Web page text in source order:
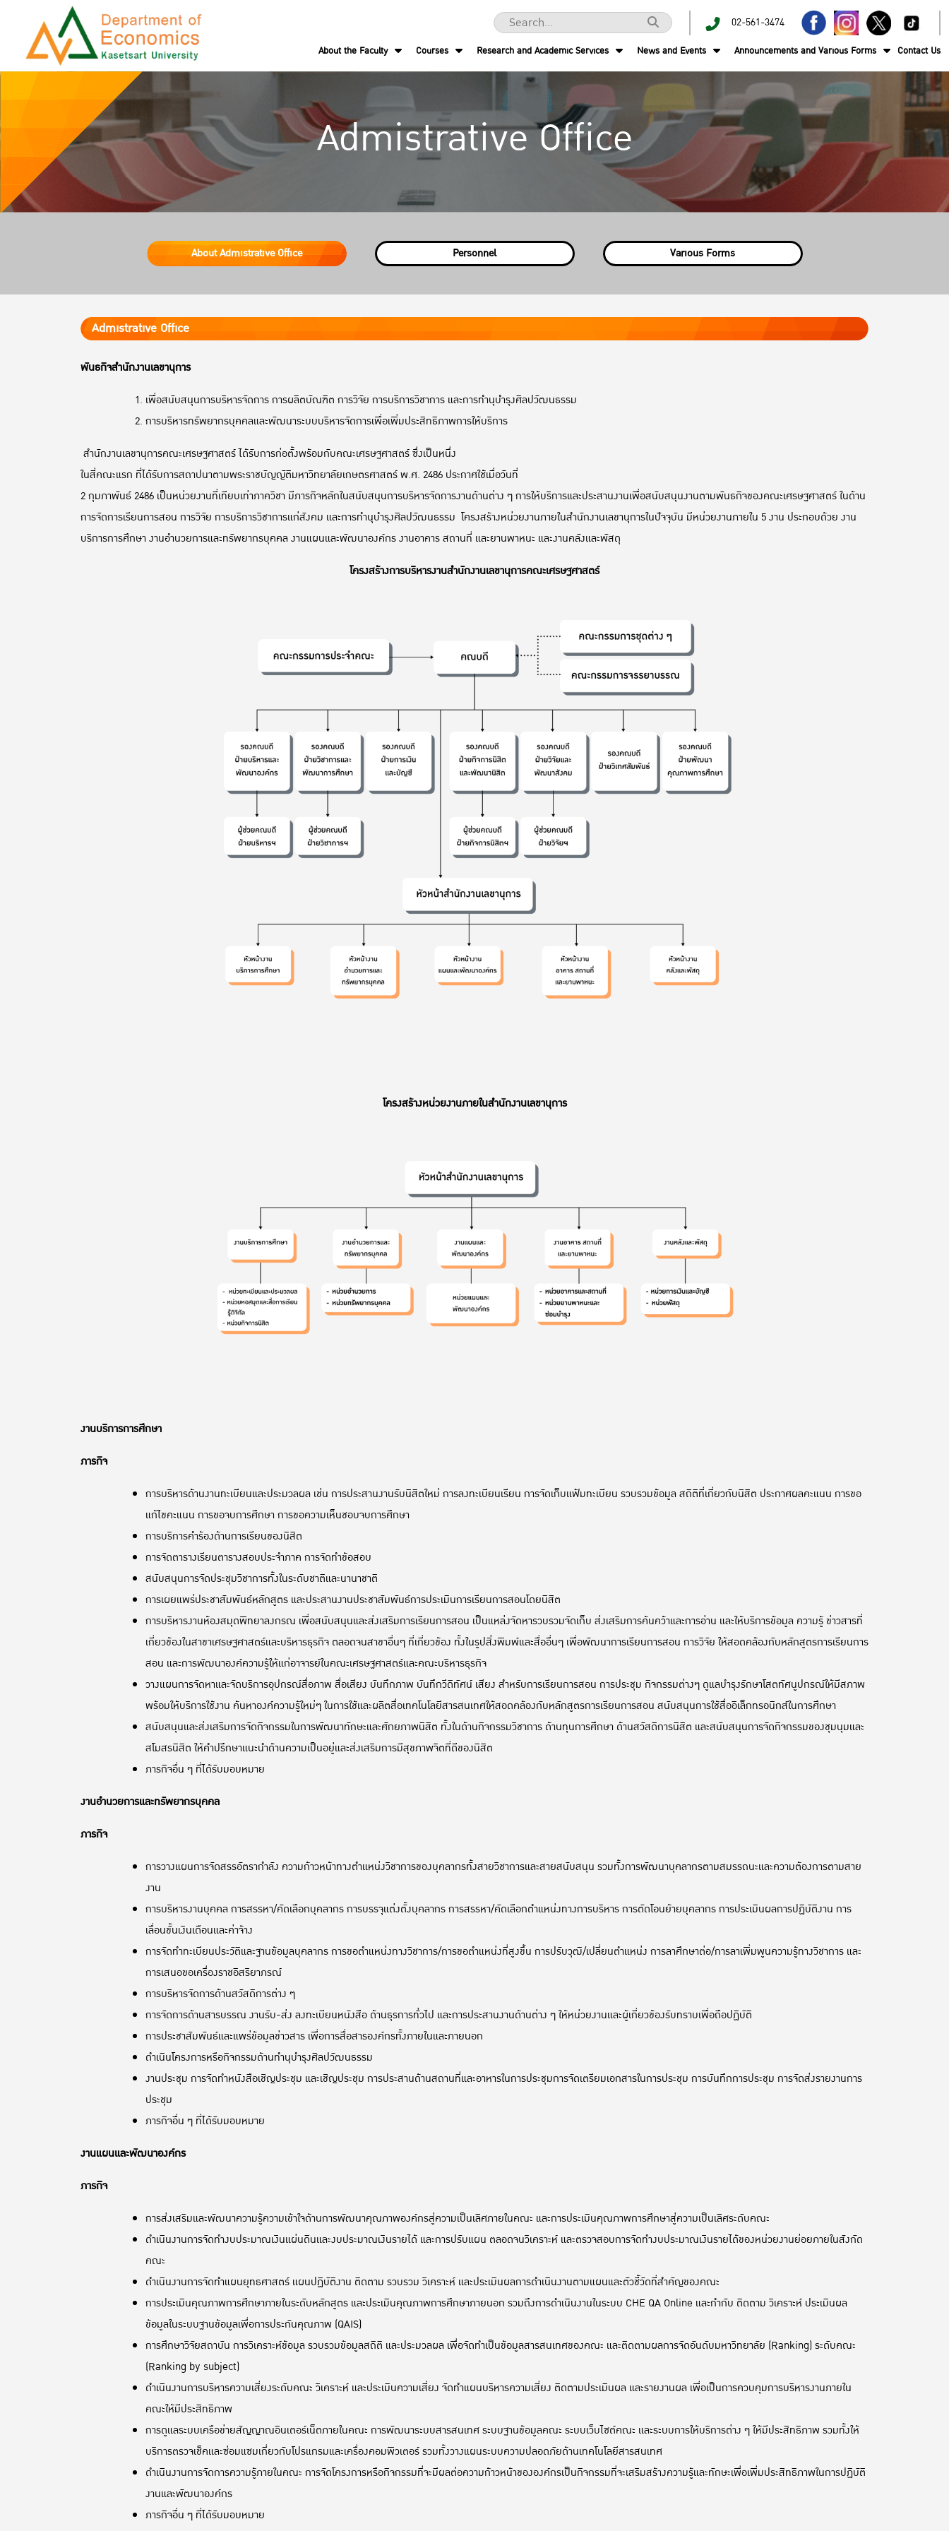
02-561-3474
About the Faculty Courses Research and Academic Services News and Events Announcements and Various Forms Contact Us
Admistrative Office
About Admistrative Office Personnel Various Forms
Admistrative Office
พันธกิจสำนักงานเลขานุการ
เพื่อสนับสนุนการบริหารจัดการ การผลิตบัณฑิต การวิจัย การบริการวิชาการ และการทำนุบำรุงศิลปวัฒนธรรม
การบริหารทรัพยากรบุคคลและพัฒนาระบบบริหารจัดการเพื่อเพิ่มประสิทธิภาพการให้บริการ
สำนักงานเลขานุการคณะเศรษฐศาสตร์ ได้รับการก่อตั้งพร้อมกับคณะเศรษฐศาสตร์ ซึ่งเป็นหนึ่ง
ในสี่คณะแรก ที่ได้รับการสถาปนาตามพระราชบัญญัติมหาวิทยาลัยเกษตรศาสตร์ พ.ศ. 2486 ประกาศใช้เมื่อวันที่
2 กุมภาพันธ์ 2486 เป็นหน่วยงานที่เทียบเท่าภาควิชา มีภารกิจหลักในสนับสนุนการบริหารจัดการงานด้านต่าง ๆ การให้บริการและประสานงานเพื่อสนับสนุนงานตามพันธกิจของคณะเศรษฐศาสตร์ ในด้าน
การจัดการเรียนการสอน การวิจัย การบริการวิชาการแก่สังคม และการทำนุบำรุงศิลปวัฒนธรรม โครงสร้างหน่วยงานภายในสำนักงานเลขานุการในปัจจุบัน มีหน่วยงานภายใน 5 งาน ประกอบด้วย งาน
บริการการศึกษา งานอำนวยการและทรัพยากรบุคคล งานแผนและพัฒนาองค์กร งานอาคาร สถานที่ และยานพาหนะ และงานคลังและพัสดุ
โครงสร้างการบริหารงานสำนักงานเลขานุการคณะเศรษฐศาสตร์
โครงสร้างหน่วยงานภายในสำนักงานเลขานุการ
งานบริการการศึกษา
ภารกิจ
การบริหารด้านงานทะเบียนและประมวลผล เช่น การประสานงานรับนิสิตใหม่ การลงทะเบียนเรียน การจัดเก็บแฟ้มทะเบียน รวบรวมข้อมูล สถิติที่เกี่ยวกับนิสิต ประกาศผลคะแนน การขอ
แก้ไขคะแนน การขอจบการศึกษา การขอความเห็นชอบจบการศึกษา
การบริการคำร้องด้านการเรียนของนิสิต
การจัดตารางเรียนตารางสอบประจำภาค การจัดทำข้อสอบ
สนับสนุนการจัดประชุมวิชาการทั้งในระดับชาติและนานาชาติ
การเผยแพร่ประชาสัมพันธ์หลักสูตร และประสานงานประชาสัมพันธ์การประเมินการเรียนการสอนโดยนิสิต
การบริหารงานห้องสมุดพิทยาลงกรณ เพื่อสนับสนุนและส่งเสริมการเรียนการสอน เป็นแหล่งจัดหารวบรวมจัดเก็บ ส่งเสริมการค้นคว้าและการอ่าน และให้บริการข้อมูล ความรู้ ข่าวสารที่
เกี่ยวข้องในสาขาเศรษฐศาสตร์และบริหารธุรกิจ ตลอดจนสาขาอื่นๆ ที่เกี่ยวข้อง ทั้งในรูปสิ่งพิมพ์และสื่ออื่นๆ เพื่อพัฒนาการเรียนการสอน การวิจัย ให้สอดคล้องกับหลักสูตรการเรียนการ
สอน และการพัฒนาองค์ความรู้ให้แก่อาจารย์ในคณะเศรษฐศาสตร์และคณะบริหารธุรกิจ
วางแผนการจัดหาและจัดบริการอุปกรณ์สื่อภาพ สื่อเสียง บันทึกภาพ บันทึกวีดิทัศน์ เสียง สำหรับการเรียนการสอน การประชุม กิจกรรมต่างๆ ดูแลบำรุงรักษาโสตทัศนูปกรณ์ให้มีสภาพ
พร้อมให้บริการใช้งาน ค้นหาองค์ความรู้ใหม่ๆ ในการใช้และผลิตสื่อเทคโนโลยีสารสนเทศให้สอดคล้องกับหลักสูตรการเรียนการสอน สนับสนุนการใช้สื่ออิเล็กทรอนิกส์ในการศึกษา
สนับสนุนและส่งเสริมการจัดกิจกรรมในการพัฒนาทักษะและศักยภาพนิสิต ทั้งในด้านกิจกรรมวิชาการ ด้านทุนการศึกษา ด้านสวัสดิการนิสิต และสนับสนุนการจัดกิจกรรมของชุมนุมและ
สโมสรนิสิต ให้คำปรึกษาแนะนำด้านความเป็นอยู่และส่งเสริมการมีสุขภาพจิตที่ดีของนิสิต
ภารกิจอื่น ๆ ที่ได้รับมอบหมาย
งานอำนวยการและทรัพยากรบุคคล
ภารกิจ
การวางแผนการจัดสรรอัตรากำลัง ความก้าวหน้าทางตำแหน่งวิชาการของบุคลากรทั้งสายวิชาการและสายสนับสนุน รวมทั้งการพัฒนาบุคลากรตามสมรรถนะและความต้องการตามสาย
งาน
การบริหารงานบุคคล การสรรหา/คัดเลือกบุคลากร การบรรจุแต่งตั้งบุคลากร การสรรหา/คัดเลือกตำแหน่งทางการบริหาร การตัดโอนย้ายบุคลากร การประเมินผลการปฏิบัติงาน การ
เลื่อนขั้นเงินเดือนและค่าจ้าง
การจัดทำทะเบียนประวัติและฐานข้อมูลบุคลากร การขอตำแหน่งทางวิชาการ/การขอตำแหน่งที่สูงขึ้น การปรับวุฒิ/เปลี่ยนตำแหน่ง การลาศึกษาต่อ/การลาเพิ่มพูนความรู้ทางวิชาการ และ
การเสนอขอเครื่องราชอิสริยาภรณ์
การบริหารจัดการด้านสวัสดิการต่าง ๆ
การจัดการด้านสารบรรณ งานรับ-ส่ง ลงทะเบียนหนังสือ ด้านธุรการทั่วไป และการประสานงานด้านต่าง ๆ ให้หน่วยงานและผู้เกี่ยวข้องรับทราบเพื่อถือปฏิบัติ
การประชาสัมพันธ์และแพร่ข้อมูลข่าวสาร เพื่อการสื่อสารองค์กรทั้งภายในและภายนอก
ดำเนินโครงการหรือกิจกรรมด้านทำนุบำรุงศิลปวัฒนธรรม
งานประชุม การจัดทำหนังสือเชิญประชุม และเชิญประชุม การประสานด้านสถานที่และอาหารในการประชุมการจัดเตรียมเอกสารในการประชุม การบันทึกการประชุม การจัดส่งรายงานการ
ประชุม
ภารกิจอื่น ๆ ที่ได้รับมอบหมาย
งานแผนและพัฒนาองค์กร
ภารกิจ
การส่งเสริมและพัฒนาความรู้ความเข้าใจด้านการพัฒนาคุณภาพองค์กรสู่ความเป็นเลิศภายในคณะ และการประเมินคุณภาพการศึกษาสู่ความเป็นเลิศระดับคณะ
ดำเนินงานการจัดทำงบประมาณเงินแผ่นดินและงบประมาณเงินรายได้ และการปรับแผน ตลอดจนวิเคราะห์ และตรวจสอบการจัดทำงบประมาณเงินรายได้ของหน่วยงานย่อยภายในสังกัด
คณะ
ดำเนินงานการจัดทำแผนยุทธศาสตร์ แผนปฏิบัติงาน ติดตาม รวบรวม วิเคราะห์ และประเมินผลการดำเนินงานตามแผนและตัวชี้วัดที่สำคัญของคณะ
การประเมินคุณภาพการศึกษาภายในระดับหลักสูตร และประเมินคุณภาพการศึกษาภายนอก รวมถึงการดำเนินงานในระบบ CHE QA Online และกำกับ ติดตาม วิเคราะห์ ประเมินผล
ข้อมูลในระบบฐานข้อมูลเพื่อการประกันคุณภาพ (QAIS)
การศึกษาวิจัยสถาบัน การวิเคราะห์ข้อมูล รวบรวมข้อมูลสถิติ และประมวลผล เพื่อจัดทำเป็นข้อมูลสารสนเทศของคณะ และติดตามผลการจัดอันดับมหาวิทยาลัย (Ranking) ระดับคณะ
(Ranking by subject)
ดำเนินงานการบริหารความเสี่ยงระดับคณะ วิเคราะห์ และประเมินความเสี่ยง จัดทำแผนบริหารความเสี่ยง ติดตามประเมินผล และรายงานผล เพื่อเป็นการควบคุมการบริหารงานภายใน
คณะให้มีประสิทธิภาพ
การดูแลระบบเครือข่ายสัญญาณอินเตอร์เน็ตภายในคณะ การพัฒนาระบบสารสนเทศ ระบบฐานข้อมูลคณะ ระบบเว็บไซต์คณะ และระบบการให้บริการต่าง ๆ ให้มีประสิทธิภาพ รวมทั้งให้
บริการตรวจเช็คและซ่อมแซมเกี่ยวกับโปรแกรมและเครื่องคอมพิวเตอร์ รวมทั้งวางแผนระบบความปลอดภัยด้านเทคโนโลยีสารสนเทศ
ดำเนินงานการจัดการความรู้ภายในคณะ การจัดโครงการหรือกิจกรรมที่จะมีผลต่อความก้าวหน้าขององค์กรเป็นกิจกรรมที่จะเสริมสร้างความรู้และทักษะเพื่อเพิ่มประสิทธิภาพในการปฏิบัติ
งานและพัฒนาองค์กร
ภารกิจอื่น ๆ ที่ได้รับมอบหมาย